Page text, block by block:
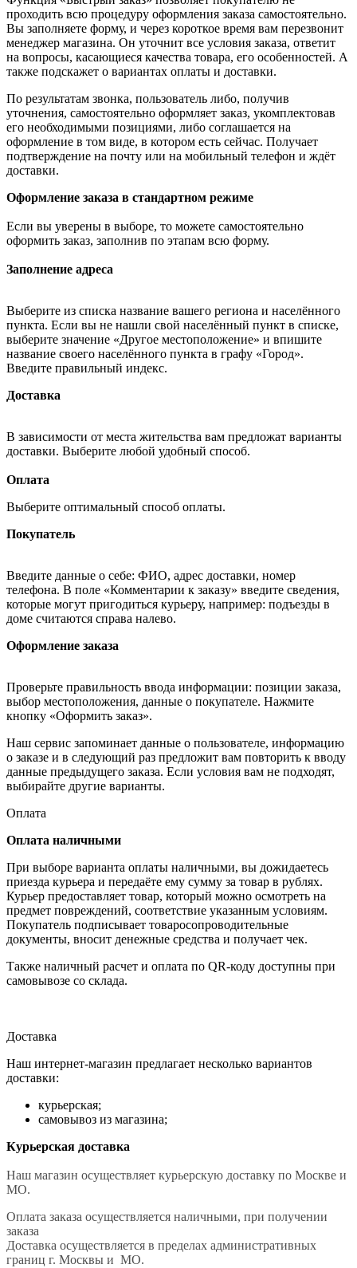
проходить всю процедуру оформления заказа самостоятельно.
Вы заполняете форму, и через короткое время вам перезвонит
менеджер магазина. Он уточнит все условия заказа, ответит
на вопросы, касающиеся качества товара, его особенностей. А
также подскажет о вариантах оплаты и доставки.
По результатам звонка, пользователь либо, получив
уточнения, самостоятельно оформляет заказ, укомплектовав
его необходимыми позициями, либо соглашается на
оформление в том виде, в котором есть сейчас. Получает
подтверждение на почту или на мобильный телефон и ждёт
доставки.
Оформление заказа в стандартном режиме
Если вы уверены в выборе, то можете самостоятельно
оформить заказ, заполнив по этапам всю форму.
Заполнение адреса
Выберите из списка название вашего региона и населённого
пункта. Если вы не нашли свой населённый пункт в списке,
выберите значение «Другое местоположение» и впишите
название своего населённого пункта в графу «Город».
Введите правильный индекс.
Доставка
В зависимости от места жительства вам предложат варианты
доставки. Выберите любой удобный способ.
Оплата
Выберите оптимальный способ оплаты.
Покупатель
Введите данные о себе: ФИО, адрес доставки, номер
телефона. В поле «Комментарии к заказу» введите сведения,
которые могут пригодиться курьеру, например: подъезды в
доме считаются справа налево.
Оформление заказа
Проверьте правильность ввода информации: позиции заказа,
выбор местоположения, данные о покупателе. Нажмите
кнопку «Оформить заказ».
Наш сервис запоминает данные о пользователе, информацию
о заказе и в следующий раз предложит вам повторить к вводу
данные предыдущего заказа. Если условия вам не подходят,
выбирайте другие варианты.
Оплата
Оплата наличными
При выборе варианта оплаты наличными, вы дожидаетесь
приезда курьера и передаёте ему сумму за товар в рублях.
Курьер предоставляет товар, который можно осмотреть на
предмет повреждений, соответствие указанным условиям.
Покупатель подписывает товаросопроводительные
документы, вносит денежные средства и получает чек.
Также наличный расчет и оплата по QR-коду доступны при
самовывозе со склада.
Доставка
Наш интернет-магазин предлагает несколько вариантов
доставки:
курьерская;
самовывоз из магазина;
Курьерская доставка
Наш магазин осуществляет курьерскую доставку по Москве и
МО.
Оплата заказа осуществляется наличными, при получении
заказа
Доставка осуществляется в пределах административных
границ г. Москвы и МО.